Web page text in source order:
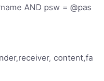
AND psw = @pas
content,fa